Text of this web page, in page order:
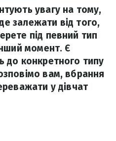
увагу на тому,
залежати від того,
під певний тип
момент. Є
до конкретного типу
вам, вбрання
у дівчат